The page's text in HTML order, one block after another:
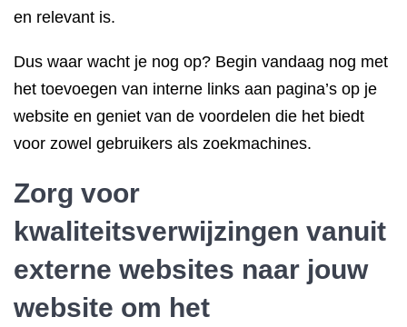
en relevant is.
Dus waar wacht je nog op? Begin vandaag nog met
het toevoegen van interne links aan pagina’s op je
website en geniet van de voordelen die het biedt
voor zowel gebruikers als zoekmachines.
Zorg voor
kwaliteitsverwijzingen vanuit
externe websites naar jouw
website om het